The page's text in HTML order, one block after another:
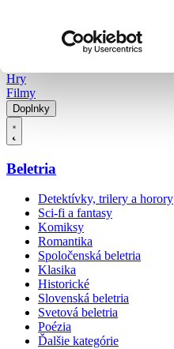
Hry
Filmy
Doplnky
Beletria
Detektívky, trilery a horory
Sci-fi a fantasy
Komiksy
Romantika
Spoločenská beletria
Klasika
Historické
Slovenská beletria
Svetová beletria
Poézia
Ďalšie kategórie